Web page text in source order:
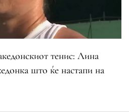
тенис: Лина
што ќе настапи на